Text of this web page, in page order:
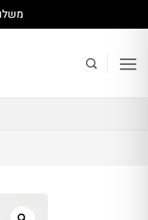
to
content